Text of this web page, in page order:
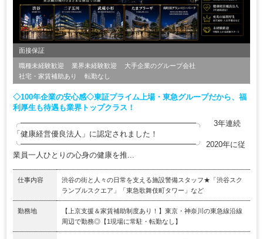
面接保証
職種未経験歓迎 業界未経験歓迎
大手企業のグループ会社
社宅・家賃補助あり
転勤なし
◇100年企業の安心感◇東証プライム上場・東急グループだから、福
利厚生も待遇も業界トップクラス！
╭━━━━━━━━━━━━━━━━━━━━━━━╮ 3年連続
「健康経営優良法人」に認定されました！
╰━━━━━━━━━━━━━━━━━━━━━━━╯ 2020年に従
業員一人ひとりの心身の健康を推...
仕事内容
渋谷の街と人々の日常を支える施設警備スタッフ★「渋谷スク
ランブルスクエア」「東急歌舞伎町タワー」など
勤務地
【上京支援＆家賃補助制度あり！】東京・神奈川の東急線沿線
周辺で勤務◎【1現場に常駐・転勤なし】